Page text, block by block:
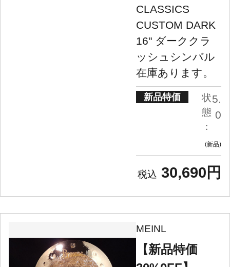
CLASSICS
CUSTOM DARK
16" ダーククラ
ッシュシンバル
在庫あります。
新品特価
状
態
：
5.
0
新品
30,690円
MEINL
【新品特価